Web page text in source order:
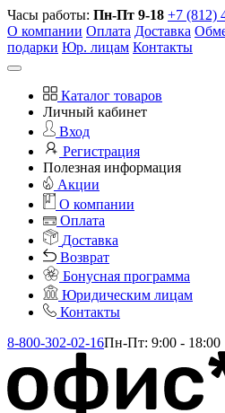
Часы работы: Пн-Пт 9-18 +7 (812)
О компании Оплата Доставка
подарки Юр. лицам Контакты
Каталог товаров
Личный кабинет
Вход
Регистрация
Полезная информация
Акции
О компании
Оплата
Доставка
Возврат
Бонусная программа
Юридическим лицам
Контакты
8-800-302-02-16Пн-Пт: 9:00 - 18:00